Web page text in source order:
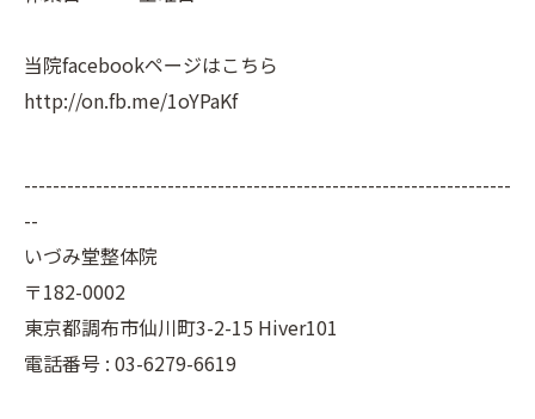
当院facebookページはこちら
http://on.fb.me/1oYPaKf
--------------------------------------------------------------------
--
いづみ堂整体院
〒182-0002
東京都調布市仙川町3-2-15 Hiver101
電話番号 : 03-6279-6619